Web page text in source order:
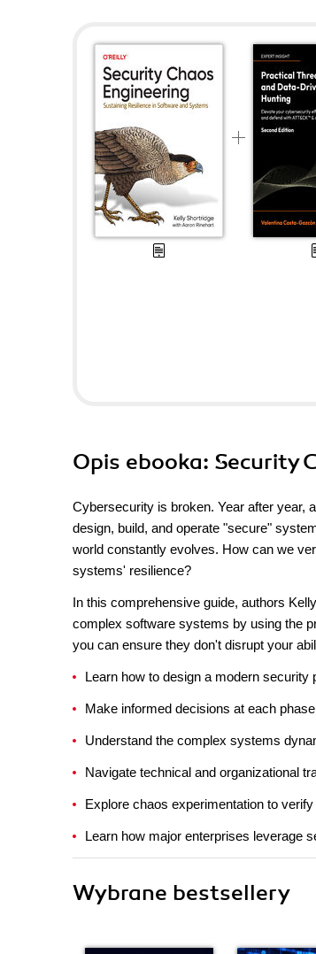
Opis ebooka: Security
Cybersecurity is broken. Year after year,
design, build, and operate "secure"
world constantly evolves. How can we
systems' resilience?
In this comprehensive guide, authors
complex software systems by using the
you can ensure they don't disrupt your
Learn how to design a modern security
Make informed decisions at each
Understand the complex systems
Navigate technical and organizational
Explore chaos experimentation to
Learn how major enterprises leverage
Wybrane bestsellery